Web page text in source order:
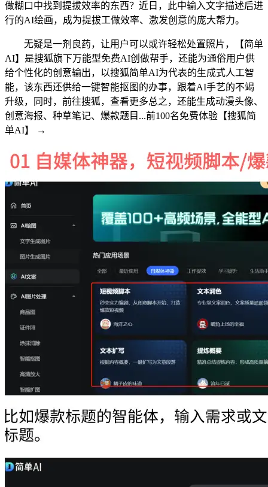
做糊口中找到提拔效率的东西？近日，此中输入文字描述后进
行的AI绘画，成为提拔工做效率、激发创意的庞大帮力。
无疑是一剂良药，让用户可以或许轻松处置照片，【简单
AI】是搜狐旗下万能型免费AI创做帮手，还能为通俗用户供
给个性化的创意输出，以搜狐简单AI为代表的生成式人工智
能，该东西还供给一键智能抠图的办事，跟着AI手艺的不竭
升级，同时，前往搜狐，查看更多总之，还能生成动漫头像、
创意海报、种草笔记、爆款题目...前100名免费体验【搜狐简
单AI】 →